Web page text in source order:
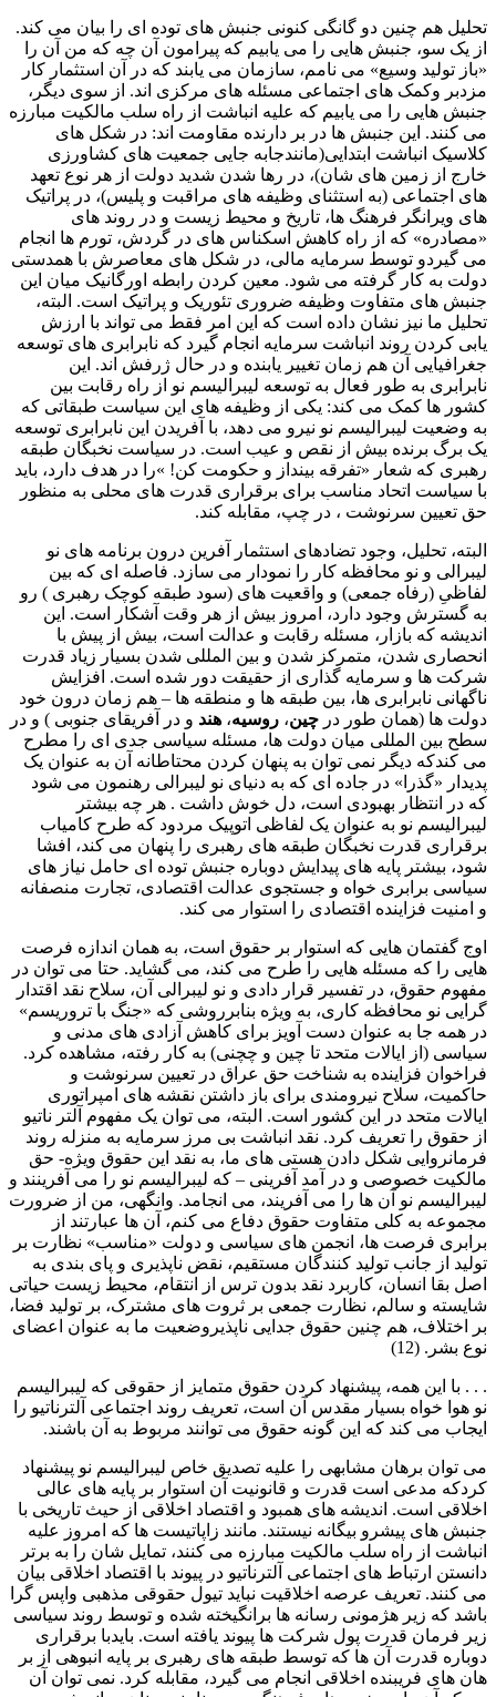
تحلیل هم چنین دو گانگی کنونی جنبش های توده ای را بیان می کند.
از یک سو، جنبش هایی را می یابیم که پیرامون آن چه که من آن را
«باز تولید وسیع» می نامم، سازمان می یابند که در آن استثمار کار
مزدبر وکمک های اجتماعی مسئله های مرکزی اند. از سوی دیگر،
جنبش هایی را می یابیم که علیه انباشت از راه سلب مالکیت مبارزه
می کنند. این جنبش ها در بر دارنده مقاومت اند: در شکل های
کلاسیک انباشت ابتدایی(مانندجابه جایی جمعیت های کشاورزی
خارج از زمین های شان)، در رها شدن شدید دولت از هر نوع تعهد
های اجتماعی (به استثنای وظیفه های مراقبت و پلیس)، در پراتیک
های ویرانگر فرهنگ ها، تاریخ و محیط زیست و در روند های
«مصادره» که از راه کاهش اسکناس های در گردش، تورم ها انجام
می گیردو توسط سرمایه مالی، در شکل های معاصرش با همدستی
دولت به کار گرفته می شود. معین کردن رابطه اورگانیک میان این
جنبش های متفاوت وظیفه ضروری تئوریک و پراتیک است. البته،
تحلیل ما نیز نشان داده است که این امر فقط می تواند با ارزش
یابی کردن روند انباشت سرمایه انجام گیرد که نابرابری های توسعه
جغرافیایی آن هم زمان تغییر یابنده و در حال ژرفش اند. این
نابرابری به طور فعال به توسعه لیبرالیسم نو از راه رقابت بین
کشور ها کمک می کند: یکی از وظیفه های این سیاست طبقاتی که
به وضعیت لیبرالیسم نو نیرو می دهد، با آفریدن این نابرابری توسعه
یک برگ برنده بیش از نقص و عیب است. در سیاست نخبگان طبقه
رهبری که شعار «تفرقه بینداز و حکومت کن! »را در هدف دارد، باید
با سیاست اتحاد مناسب برای برقراری قدرت های محلی به منظور
حق تعیین سرنوشت ، در چپ، مقابله کند.
البته، تحلیل، وجود تضادهای استثمار آفرین درون برنامه های نو
لیبرالی و نو محافظه کار را نمودار می سازد. فاصله ای که بین
لفاظیِ (رفاه جمعی) و واقعیت های (سود طبقه کوچک رهبری ) رو
به گسترش وجود دارد، امروز بیش از هر وقت آشکار است. این
اندیشه که بازار، مسئله رقابت و عدالت است، بیش از پیش با
انحصاری شدن، متمرکز شدن و بین المللی شدن بسیار زیاد قدرت
شرکت ها و سرمایه گذاری از حقیقت دور شده است. افزایش
ناگهانی نابرابری ها، بین طبقه ها و منطقه ها – هم زمان درون خود
دولت ها (همان طور در چین، روسیه، هند و در آفریقای جنوبی ) و در
سطح بین المللی میان دولت ها، مسئله سیاسی جدی ای را مطرح
می کندکه دیگر نمی توان به پنهان کردن محتاطانه آن به عنوان یک
پدیدار «گذرا» در جاده ای که به دنیای نو لیبرالی رهنمون می شود
که در انتظار بهبودی است، دل خوش داشت . هر چه بیشتر
لیبرالیسم نو به عنوان یک لفاظی اتوپیک مردود که طرح کامیاب
برقراری قدرت نخبگان طبقه های رهبری را پنهان می کند، افشا
شود، بیشتر پایه های پیدایش دوباره جنبش توده ای حامل نیاز های
سیاسی برابری خواه و جستجوی عدالت اقتصادی، تجارت منصفانه
و امنیت فزاینده اقتصادی را استوار می کند.
اوج گفتمان هایی که استوار بر حقوق است، به همان اندازه فرصت
هایی را که مسئله هایی را طرح می کند، می گشاید. حتا می توان در
مفهوم حقوق، در تفسیر قرار دادی و نو لیبرالی آن، سلاح نقد اقتدار
گرایی نو محافظه کاری، به ویژه بنابرروشی که «جنگ با تروریسم»
در همه جا به عنوان دست آویز برای کاهش آزادی های مدنی و
سیاسی (از ایالات متحد تا چین و چچنی) به کار رفته، مشاهده کرد.
فراخوان فزاینده به شناخت حق عراق در تعیین سرنوشت و
حاکمیت، سلاح نیرومندی برای باز داشتن نقشه های امپراتوری
ایالات متحد در این کشور است. البته، می توان یک مفهوم آلتر ناتیو
از حقوق را تعریف کرد. نقد انباشت بی مرز سرمایه به منزله روند
فرمانروایی شکل دادن هستی های ما، به نقد این حقوق ویژه- حق
مالکیت خصوصی و در آمد آفرینی – که لیبرالیسم نو را می آفرینند و
لیبرالیسم نو آن ها را می آفریند، می انجامد. وانگهی، من از ضرورت
مجموعه به کلی متفاوت حقوق دفاع می کنم، آن ها عبارتند از
برابری فرصت ها، انجمن های سیاسی و دولت «مناسب» نظارت بر
تولید از جانب تولید کنندگان مستقیم، نقض ناپذیری و پای بندی به
اصل بقا انسان، کاربرد نقد بدون ترس از انتقام، محیط زیست حیاتی
شایسته و سالم، نظارت جمعی بر ثروت های مشترک، بر تولید فضا،
بر اختلاف، هم چنین حقوق جدایی ناپذیروضعیت ما به عنوان اعضای
نوع بشر. (12)
. . . با این همه، پیشنهاد کردن حقوق متمایز از حقوقی که لیبرالیسم
نو هوا خواه بسیار مقدس آن است، تعریف روند اجتماعی آلترناتیو را
ایجاب می کند که این گونه حقوق می توانند مربوط به آن باشند.
می توان برهان مشابهی را علیه تصدیق خاص لیبرالیسم نو پیشنهاد
کردکه مدعی است قدرت و قانونیت آن استوار بر پایه های عالی
اخلاقی است. اندیشه های همبود و اقتصاد اخلاقی از حیث تاریخی با
جنبش های پیشرو بیگانه نیستند. مانند زاپاتیست ها که امروز علیه
انباشت از راه سلب مالکیت مبارزه می کنند، تمایل شان را به برتر
دانستن ارتباط های اجتماعی آلترناتیو در پیوند با اقتصاد اخلاقی بیان
می کنند. تعریف عرصه اخلاقیت نباید تیول حقوقی مذهبی واپس گرا
باشد که زیر هژمونی رسانه ها برانگیخته شده و توسط روند سیاسی
زیر فرمان قدرت پول شرکت ها پیوند یافته است. بایدبا برقراری
دوباره قدرت آن ها که توسط طبقه های رهبری بر پایه انبوهی از بر
هان های فریبنده اخلاقی انجام می گیرد، مقابله کرد. نمی توان آن